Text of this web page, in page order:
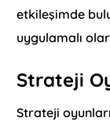
etkileşimde
uygulamalı
Strateji
Strateji